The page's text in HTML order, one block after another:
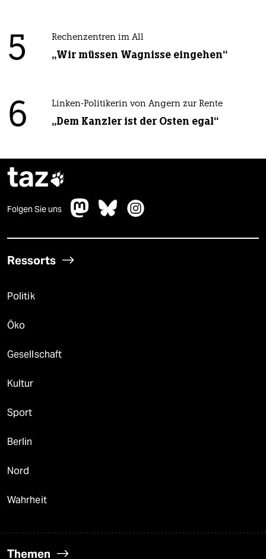
5 Rechenzentren im All
„Wir müssen Wagnisse eingehen“
6 Linken-Politikerin von Angern zur Rente
„Dem Kanzler ist der Osten egal“
taz
Folgen Sie uns
Ressorts
Politik
Öko
Gesellschaft
Kultur
Sport
Berlin
Nord
Wahrheit
Themen